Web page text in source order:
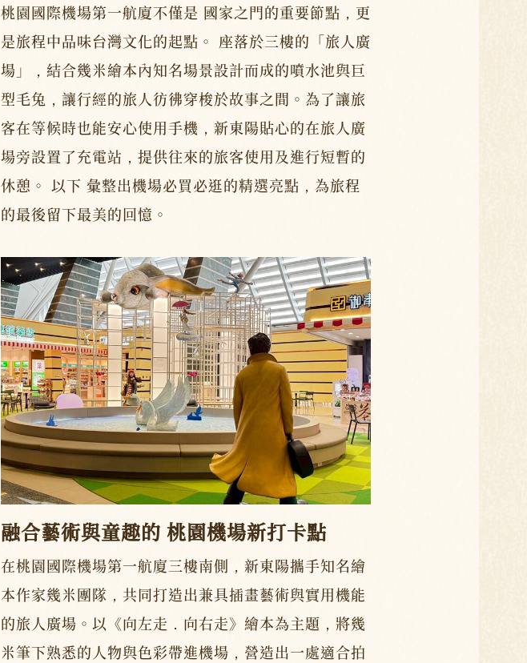
桃園國際機場第一航廈不僅是 國家之門的重要節點，更
是旅程中品味台灣文化的起點。 座落於三樓的「旅人廣
場」，結合幾米繪本內知名場景設計而成的噴水池與巨
型毛兔，讓行經的旅人彷彿穿梭於故事之間。為了讓旅
客在等候時也能安心使用手機，新東陽貼心的在旅人廣
場旁設置了充電站，提供往來的旅客使用及進行短暫的
休憩。 以下 彙整出機場必買必逛的精選亮點，為旅程
的最後留下最美的回憶。
融合藝術與童趣的 桃園機場新打卡點
在桃園國際機場第一航廈三樓南側，新東陽攜手知名繪
本作家幾米團隊，共同打造出兼具插畫藝術與實用機能
的旅人廣場。以《向左走．向右走》繪本為主題，將幾
米筆下熟悉的人物與色彩帶進機場，營造出一處適合拍